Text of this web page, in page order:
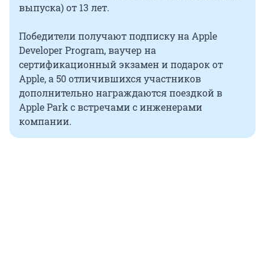
выпуска) от 13 лет.
Победители получают подписку на Apple
Developer Program, ваучер на
сертификационный экзамен и подарок от
Apple, а 50 отличившихся участников
дополнительно награждаются поездкой в
Apple Park с встречами с инженерами
компании.